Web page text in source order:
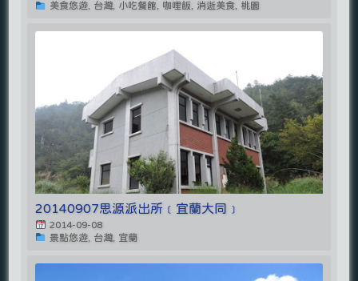
美食悠遊, 台灣, 小吃餐館, 咖哩飯, 消逝美食, 桃園
20140907思源派出所﹝宜蘭大同﹞
2014-09-08
景點悠遊, 台灣, 宜蘭